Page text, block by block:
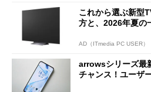
これから選ぶ新型
方と、2026年夏の
AD（ITmedia PC USER）
arrowsシリーズ最
チャンス！ユーザ